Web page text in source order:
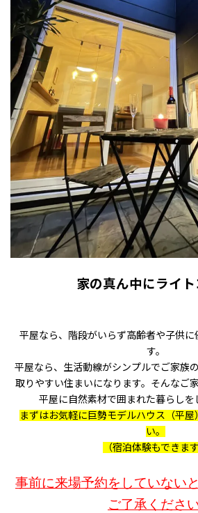
家の真ん中にライト
平屋なら、階段がいらず高齢者や子供に
す。
平屋なら、生活動線がシンプルでご家族
取りやすい住まいになります。そんなご
平屋に自然素材で囲まれた暮らしを
まずはお気軽に巨勢モデルハウス（平
い。
（宿泊体験もできます
事前に来場予約をしていない
ご了承くださ